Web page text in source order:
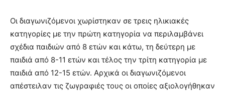
Οι διαγωνιζόμενοι χωρίστηκαν σε τρεις ηλικιακές
κατηγορίες με την πρώτη κατηγορία να περιλαμβάνει
σχέδια παιδιών από 8 ετών και κάτω, τη δεύτερη με
παιδιά από 8-11 ετών και τέλος την τρίτη κατηγορία με
παιδιά από 12-15 ετών. Αρχικά οι διαγωνιζόμενοι
απέστειλαν τις ζωγραφιές τους οι οποίες αξιολογήθηκαν